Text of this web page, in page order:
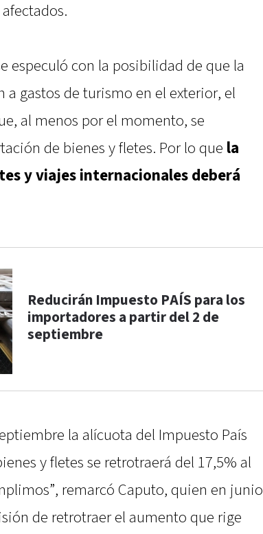
especuló con la posibilidad de que la
gastos de turismo en el exterior, el
al menos por el momento, se
de bienes y fletes. Por lo que la
y viajes internacionales deberá
Reducirán Impuesto PAÍS para los
importadores a partir del 2 de
septiembre
la alícuota del Impuesto País
y fletes se retrotraerá del 17,5% al
remarcó Caputo, quien en junio
de retrotraer el aumento que rige